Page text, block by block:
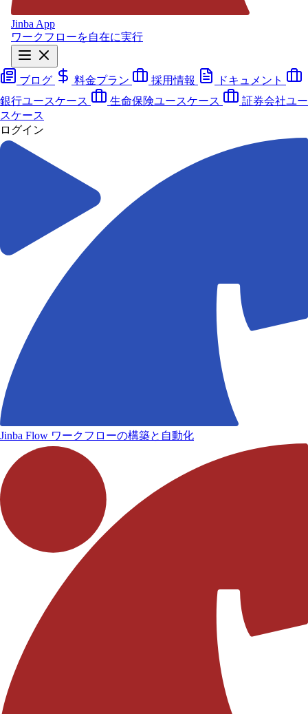
Jinba App
ワークフローを自在に実行
ブログ 料金プラン 採用情報
ドキュメント
銀行ユースケース
生命保険ユースケース
証券会社ユー
スケース
ログイン
Jinba Flow ワークフローの構築と自動化